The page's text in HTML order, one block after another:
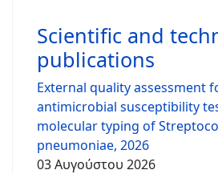
Scientific and
publications
External quality assessment
antimicrobial susceptibility
molecular typing of
pneumoniae, 2026
03 Αυγούστου 2026